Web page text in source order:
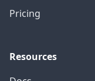
Pricing
Resources